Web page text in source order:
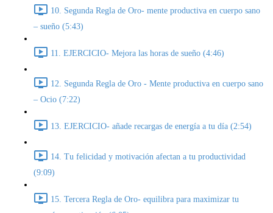
10. Segunda Regla de Oro- mente productiva en cuerpo sano
– sueño (5:43)
11. EJERCICIO- Mejora las horas de sueño (4:46)
12. Segunda Regla de Oro - Mente productiva en cuerpo sano
– Ocio (7:22)
13. EJERCICIO- añade recargas de energía a tu día (2:54)
14. Tu felicidad y motivación afectan a tu productividad
(9:09)
15. Tercera Regla de Oro- equilibra para maximizar tu